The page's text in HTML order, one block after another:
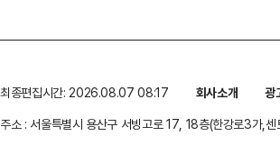
최종편집시간: 2026.08.07 08:17 회사소개 광
주소 : 서울특별시 용산구 서빙고로 17, 18층(한강로3가,센